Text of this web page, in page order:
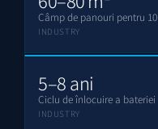
Câmp de panouri pentru
INDUSTRY
5–8 ani
Ciclu de înlocuire a bateriei
INDUSTRY